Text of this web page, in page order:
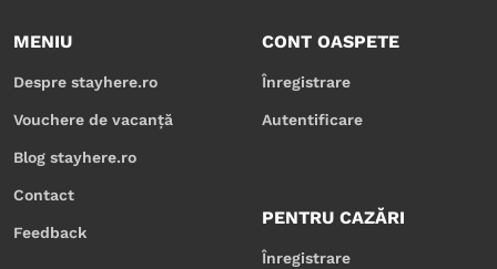
MENIU
Despre stayhere.ro
Vouchere de vacanță
Blog stayhere.ro
Contact
Feedback
CONT OASPETE
Înregistrare
Autentificare
PENTRU CAZĂRI
Înregistrare